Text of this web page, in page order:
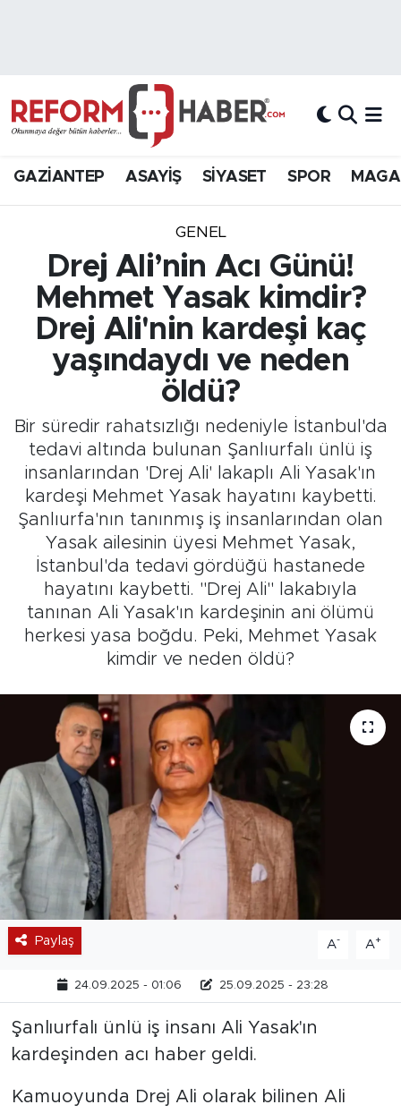
GAZİANTEP ASAYİŞ SİYASET SPOR
GENEL
Drej Ali’nin Acı Günü!
Mehmet Yasak kimdir?
Drej Ali'nin kardeşi kaç
yaşındaydı ve neden
öldü?
Bir süredir rahatsızlığı nedeniyle İstanbul'da
tedavi altında bulunan Şanlıurfalı ünlü iş
insanlarından 'Drej Ali' lakaplı Ali Yasak'ın
kardeşi Mehmet Yasak hayatını kaybetti.
Şanlıurfa'nın tanınmış iş insanlarından olan
Yasak ailesinin üyesi Mehmet Yasak,
İstanbul'da tedavi gördüğü hastanede
hayatını kaybetti. ''Drej Ali'' lakabıyla
tanınan Ali Yasak'ın kardeşinin ani ölümü
herkesi yasa boğdu. Peki, Mehmet Yasak
kimdir ve neden öldü?
Paylaş A- A+
24.09.2025 - 01:06 25.09.2025 - 23:28
Şanlıurfalı ünlü iş insanı Ali Yasak'ın
kardeşinden acı haber geldi.
Kamuoyunda Drej Ali olarak bilinen Ali
Hava Durumu
Süper Lig Puan Durumu ve Fikstür
Tüm Manşetler
Son Dakika Haberleri
Haber Arşivi